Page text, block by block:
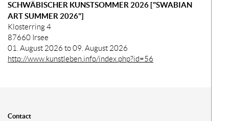
SCHWÄBISCHER KUNSTSOMMER 2026 ["SWABIAN
ART SUMMER 2026"]
Klosterring 4
87660 Irsee
01. August 2026 to 09. August 2026
http://www.kunstleben.info/index.php?id=56
Contact